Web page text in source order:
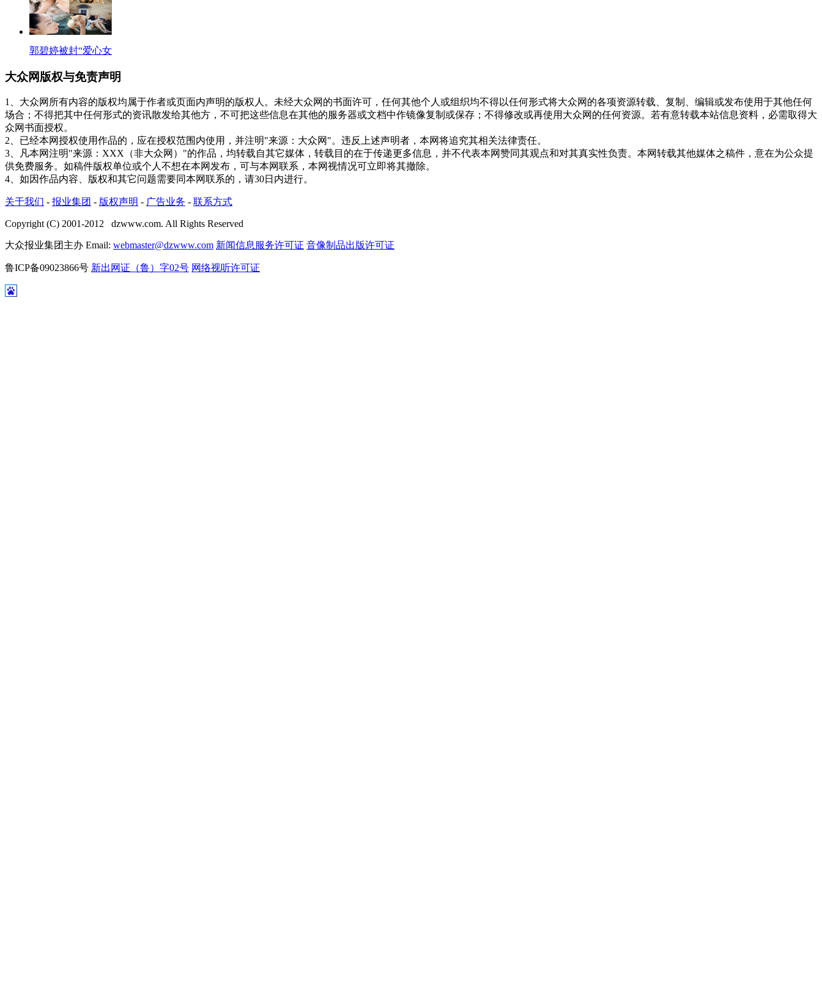
郭碧婷被封“爱心女
大众网版权与免责声明
1、大众网所有内容的版权均属于作者或页面内声明的版权人。未经大众网的书面许可，任何其他个人或组织均不得以任何形式将大众网的各项资源转载、复制、编辑或发布使用于其他任何
场合；不得把其中任何形式的资讯散发给其他方，不可把这些信息在其他的服务器或文档中作镜像复制或保存；不得修改或再使用大众网的任何资源。若有意转载本站信息资料，必需取得大
众网书面授权。
2、已经本网授权使用作品的，应在授权范围内使用，并注明"来源：大众网"。违反上述声明者，本网将追究其相关法律责任。
3、凡本网注明"来源：XXX（非大众网）"的作品，均转载自其它媒体，转载目的在于传递更多信息，并不代表本网赞同其观点和对其真实性负责。本网转载其他媒体之稿件，意在为公众提
供免费服务。如稿件版权单位或个人不想在本网发布，可与本网联系，本网视情况可立即将其撤除。
4、如因作品内容、版权和其它问题需要同本网联系的，请30日内进行。
关于我们 - 报业集团 - 版权声明 - 广告业务 - 联系方式
Copyright (C) 2001-2012 dzwww.com. All Rights Reserved
大众报业集团主办 Email: webmaster@dzwww.com 新闻信息服务许可证 音像制品出版许可证
鲁ICP备09023866号 新出网证（鲁）字02号 网络视听许可证